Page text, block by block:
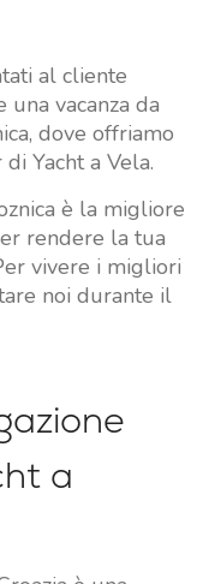
al cliente
vacanza da
dove offriamo
Yacht a Vela.
è la migliore
rendere la tua
vivere i migliori
noi durante il
a